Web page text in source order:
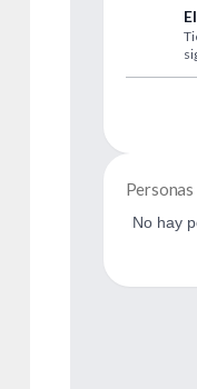
No hay